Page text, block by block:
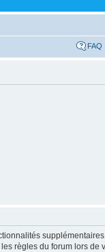
FAQ
règles du forum lors de